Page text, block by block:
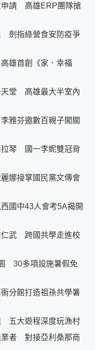
申請 高雄ERP團隊搶
劍指綠營食安防疫爭
雄首創《家．幸福
天堂 高雄最大半室內
雅芬邀數百親子闖關
拉琴 國一李妮雙冠背
娜接掌國民黨文傳會
國中43人會考5A揭開
仁武 跨國共學走進校
30多項設施暑假免
分館打造祖孫共學暑
五大遊程深度玩漁村
業者 對接亞利桑那商